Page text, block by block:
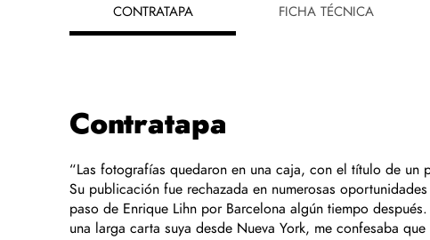
CONTRATAPA FICHA TÉCNICA
Contratapa
“Las fotografías quedaron en una caja, con el título de
Su publicación fue rechazada en numerosas
paso de Enrique Lihn por Barcelona algún tiempo
una larga carta suya desde Nueva York, me confesaba